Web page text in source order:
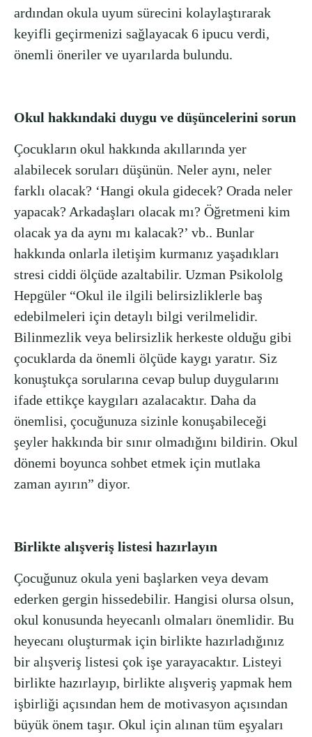
ardından okula uyum sürecini kolaylaştırarak
keyifli geçirmenizi sağlayacak 6 ipucu verdi,
önemli öneriler ve uyarılarda bulundu.
Okul hakkındaki duygu ve düşüncelerini sorun
Çocukların okul hakkında akıllarında yer
alabilecek soruları düşünün. Neler aynı, neler
farklı olacak? ‘Hangi okula gidecek? Orada neler
yapacak? Arkadaşları olacak mı? Öğretmeni kim
olacak ya da aynı mı kalacak?’ vb.. Bunlar
hakkında onlarla iletişim kurmanız yaşadıkları
stresi ciddi ölçüde azaltabilir. Uzman Psikololg
Hepgüler “Okul ile ilgili belirsizliklerle baş
edebilmeleri için detaylı bilgi verilmelidir.
Bilinmezlik veya belirsizlik herkeste olduğu gibi
çocuklarda da önemli ölçüde kaygı yaratır. Siz
konuştukça sorularına cevap bulup duygularını
ifade ettikçe kaygıları azalacaktır. Daha da
önemlisi, çocuğunuza sizinle konuşabileceği
şeyler hakkında bir sınır olmadığını bildirin. Okul
dönemi boyunca sohbet etmek için mutlaka
zaman ayırın” diyor.
Birlikte alışveriş listesi hazırlayın
Çocuğunuz okula yeni başlarken veya devam
ederken gergin hissedebilir. Hangisi olursa olsun,
okul konusunda heyecanlı olmaları önemlidir. Bu
heyecanı oluşturmak için birlikte hazırladığınız
bir alışveriş listesi çok işe yarayacaktır. Listeyi
birlikte hazırlayıp, birlikte alışveriş yapmak hem
işbirliği açısından hem de motivasyon açısından
büyük önem taşır. Okul için alınan tüm eşyaları